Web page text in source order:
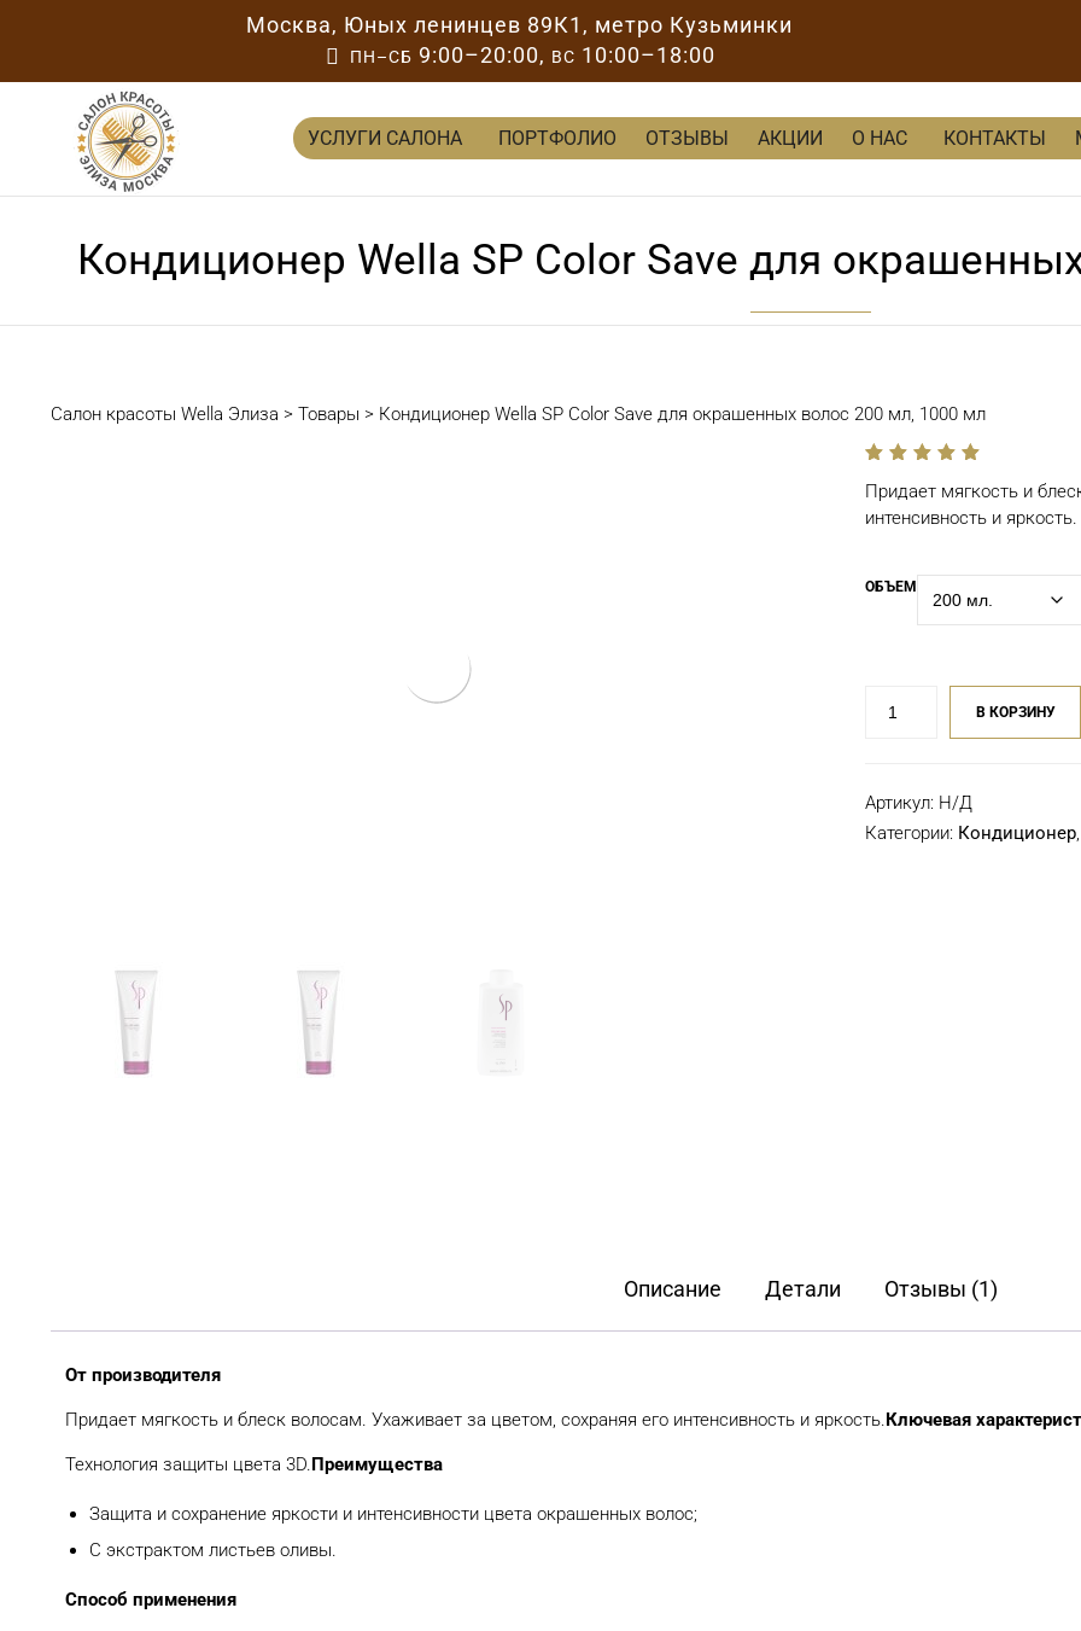
Москва, Юных ленинцев 89К1 , метро Кузьминки
 ПН–СБ 9:00–20:00, ВС 10:00–18:00
УСЛУГИ САЛОНА ПОРТФОЛИО ОТЗЫВЫ АКЦИИ О НАС КОНТАКТЫ
Кондиционер Wella SP Color Save для
Салон красоты Wella Элиза > Товары > Кондиционер Wella SP Color Save для окрашенных волос 200 мл, 1000 мл
of
Придает мягкость и
интенсивность и яркость.
ОБЪЕМ
товара
SP
Color
В КОРЗИНУ
Артикул: Н/Д
Категории: Кондиционер
Описание Детали Отзывы (1)
От производителя
Придает мягкость и блеск волосам. Ухаживает за цветом, сохраняя его интенсивность и яркость.Ключевая
Технология защиты цвета 3D.Преимущества
Защита и сохранение яркости и интенсивности цвета окрашенных волос;
С экстрактом листьев оливы.
Способ применения